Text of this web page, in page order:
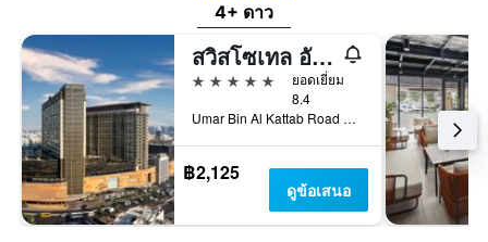
4+ ดาว
สวิสโซเทล อัล กูห์แร
5 ดาว
ยอดเยี่ยม
8.4
Umar Bin Al Kattab Road 42933166, 42933166, ดูไบ, สหรัฐอาหรับเอมิเรตส์
฿2,125
ดูข้อเสนอ